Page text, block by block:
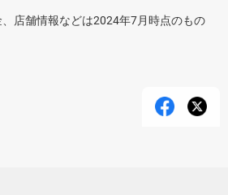
店舗情報などは2024年7月時点のもの